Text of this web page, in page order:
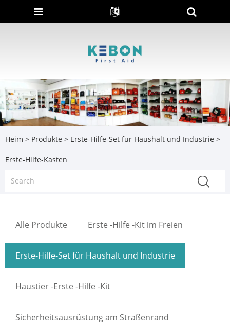
Heim > Produkte > Erste-Hilfe-Set für Haushalt und Industrie >
Erste-Hilfe-Kasten
Alle Produkte Erste -Hilfe -Kit im Freien
Erste-Hilfe-Set für Haushalt und Industrie
Haustier -Erste -Hilfe -Kit
Sicherheitsausrüstung am Straßenrand